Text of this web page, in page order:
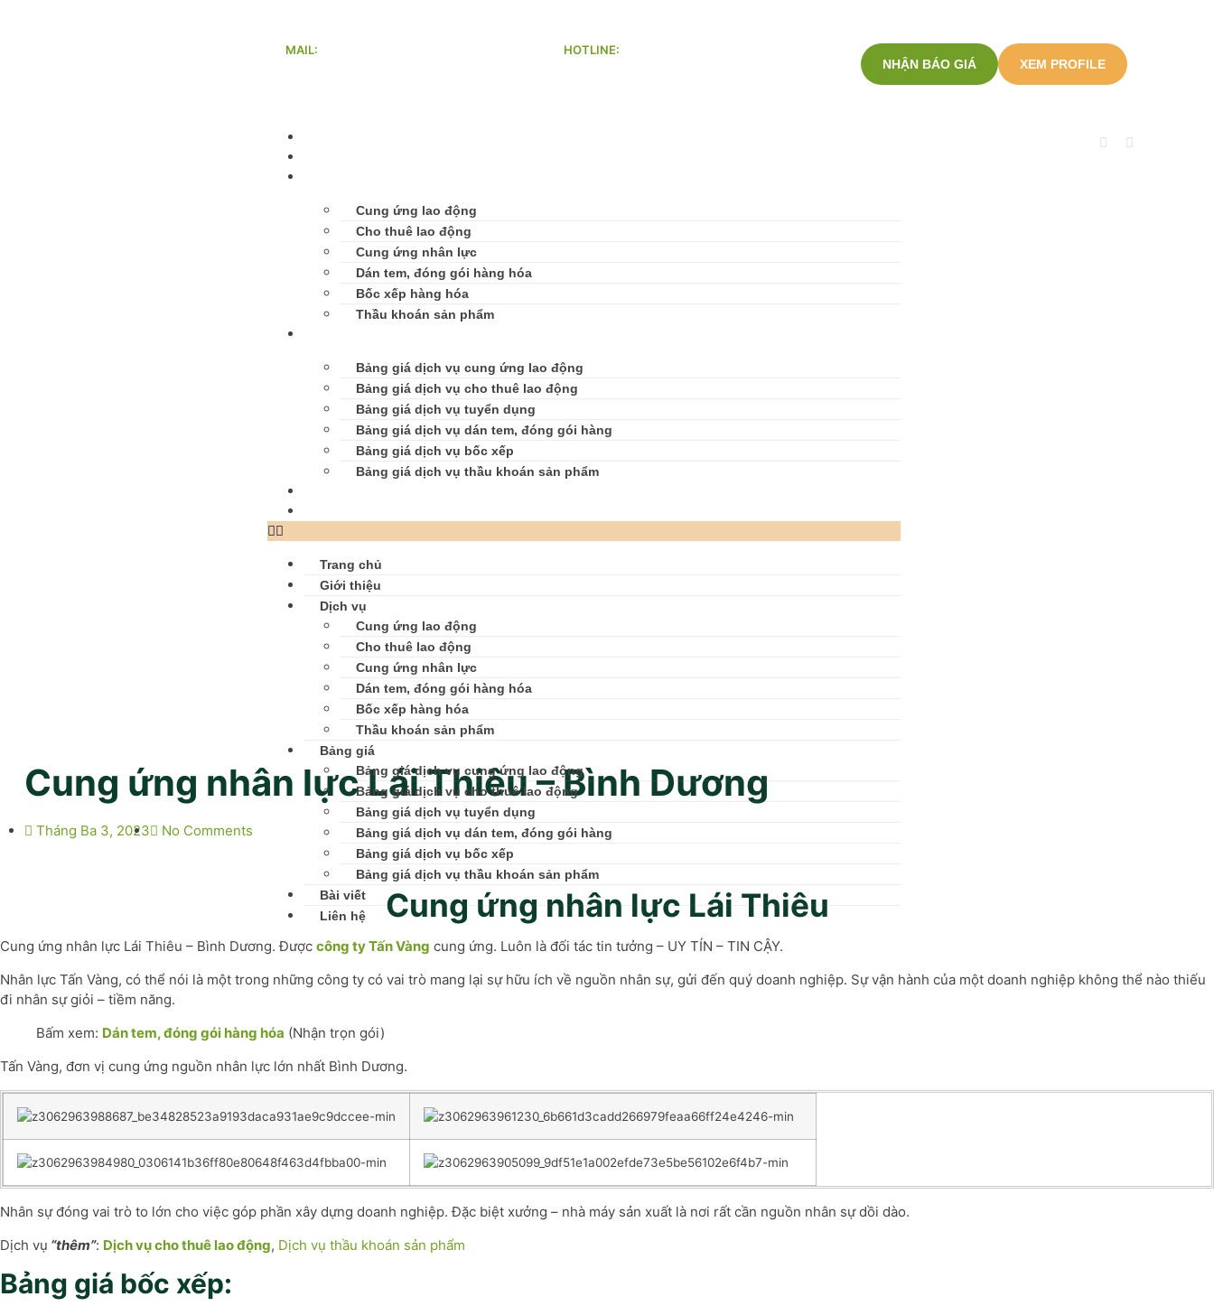
MAIL:
HOTLINE:
NHẬN BÁO GIÁ XEM PROFILE
Cung ứng lao động
Cho thuê lao động
Cung ứng nhân lực
Dán tem, đóng gói hàng hóa
Bốc xếp hàng hóa
Thầu khoán sản phẩm
Bảng giá dịch vụ cung ứng lao động
Bảng giá dịch vụ cho thuê lao động
Bảng giá dịch vụ tuyển dụng
Bảng giá dịch vụ dán tem, đóng gói hàng
Bảng giá dịch vụ bốc xếp
Bảng giá dịch vụ thầu khoán sản phẩm
Trang chủ
Giới thiệu
Dịch vụ
Cung ứng lao động
Cho thuê lao động
Cung ứng nhân lực
Dán tem, đóng gói hàng hóa
Bốc xếp hàng hóa
Thầu khoán sản phẩm
Bảng giá
Bảng giá dịch vụ cung ứng lao động
Bảng giá dịch vụ cho thuê lao động
Bảng giá dịch vụ tuyển dụng
Bảng giá dịch vụ dán tem, đóng gói hàng
Bảng giá dịch vụ bốc xếp
Bảng giá dịch vụ thầu khoán sản phẩm
Bài viết
Liên hệ
Cung ứng nhân lực Lái Thiêu – Bình Dương
Tháng Ba 3, 2023 No Comments
Cung ứng nhân lực Lái Thiêu
Cung ứng nhân lực Lái Thiêu – Bình Dương. Được công ty Tấn Vàng cung ứng. Luôn là đối tác tin tưởng – UY TÍN – TIN CẬY.
Nhân lực Tấn Vàng, có thể nói là một trong những công ty có vai trò mang lại sự hữu ích về nguồn nhân sự, gửi đến quý doanh nghiệp. Sự vận hành của một doanh nghiệp không thể nào thiếu
đi nhân sự giỏi – tiềm năng.
Bấm xem: Dán tem, đóng gói hàng hóa (Nhận trọn gói)
Tấn Vàng, đơn vị cung ứng nguồn nhân lực lớn nhất Bình Dương.
Nhân sự đóng vai trò to lớn cho việc góp phần xây dựng doanh nghiệp. Đặc biệt xưởng – nhà máy sản xuất là nơi rất cần nguồn nhân sự dồi dào.
Dịch vụ “thêm”: Dịch vụcho thuê lao động, Dịch vụ thầu khoán sản phẩm
Bảng giá bốc xếp: